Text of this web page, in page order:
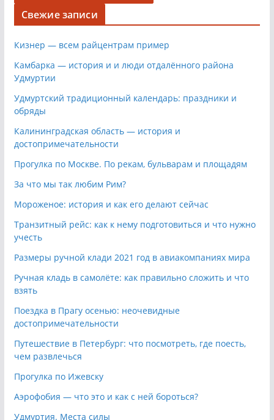
Свежие записи
Кизнер — всем райцентрам пример
Камбарка — история и и люди отдалённого района
Удмуртии
Удмуртский традиционный календарь: праздники и
обряды
Калининградская область — история и
достопримечательности
Прогулка по Москве. По рекам, бульварам и площадям
За что мы так любим Рим?
Мороженое: история и как его делают сейчас
Транзитный рейс: как к нему подготовиться и что нужно
учесть
Размеры ручной клади 2021 год в авиакомпаниях мира
Ручная кладь в самолёте: как правильно сложить и что
взять
Поездка в Прагу осенью: неочевидные
достопримечательности
Путешествие в Петербург: что посмотреть, где поесть,
чем развлечься
Прогулка по Ижевску
Аэрофобия — что это и как с ней бороться?
Удмуртия. Места силы